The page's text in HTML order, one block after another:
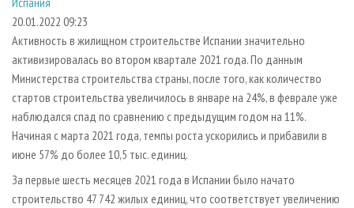
СУШКА ДРЕВЕСИНЫ
ПРОИЗВОДСТВО ДРЕВЕСНЫХ ПЛИТ
ДЕРЕВЯННОЕ ДОМОСТРОЕНИЕ
ПРОИЗВОДСТВО МЕБЕЛИ
БИОЭНЕРГЕТИКА
ЦБП
ИНСТРУМЕНТ И МАТЕРИАЛЫ
ПЕРСОНЫ
МОБИЛЬНЫЕ ВЫСТАВКИ
ОФИЦИАЛЬНЫЕ ДЕЛЕГАЦИИ
ПРИОРИТЕТНЫЕ ИНВЕСТПРОЕКТЫ
RUSSIAN FORESTRY REVIEW
ГАЗЕТА ЛЕСПРОМФОРУМ
БИБЛИОТЕКА СПЕЦИАЛИСТА
КОНТАКТЫ
РЕКЛАМА
РЕКЛАМА НА САЙТЕ
20.01.2022 09:23
Активность в жилищном строительстве Испании значительно
активизировалась во втором квартале 2021 года. По данным
Министерства строительства страны, после того, как количество
стартов строительства увеличилось в январе на 24%, в феврале уже
наблюдался спад по сравнению с предыдущим годом на 11%.
Начиная с марта 2021 года, темпы роста ускорились и прибавили в
июне 57% до более 10,5 тыс. единиц.
За первые шесть месяцев 2021 года в Испании было начато
строительство 47 742 жилых единиц, что соответствует увеличению